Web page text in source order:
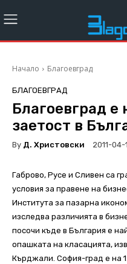
Начало Благоевград
БЛАГОЕВГРАД
Благоевград е
заетост в
By Д. Христовски 2011-04-
Габрово, Русе и Сливен са
условия за правене на
Института за пазарна
изследва различията в
посочи къде в България е
опашката на класацията,
Кърджали. София-град е на